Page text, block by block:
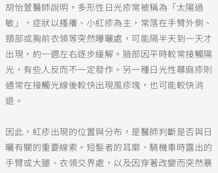
胡怡萱醫師說明，多形性日光疹常被稱為「太陽過
敏」，症狀以搔癢、小紅疹為主，常落在手臂外側、
頸部或胸前衣領等突然曝曬處，可能隔半天到一天才
出現，約一週左右逐步緩解。臉部因平時較常接觸陽
光，有些人反而不一定發作。另一種日光性蕁麻疹則
通常在接觸光線後較快出現風疹塊，也可能較快消
退。
因此，紅疹出現的位置與分布，是醫師判斷是否與日
曬有關的重要線索。短髮者的耳廓、騎機車時露出的
手臂或大腿、衣領交界處，以及因穿著改變而突然暴